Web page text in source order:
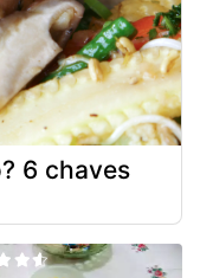
6 chaves